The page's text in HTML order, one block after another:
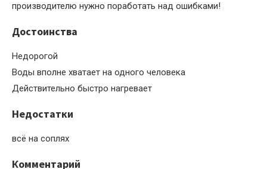
производителю нужно поработать над ошибками!
Достоинства
Недорогой
Воды вполне хватает на одного человека
Действительно быстро нагревает
Недостатки
всё на соплях
Комментарий